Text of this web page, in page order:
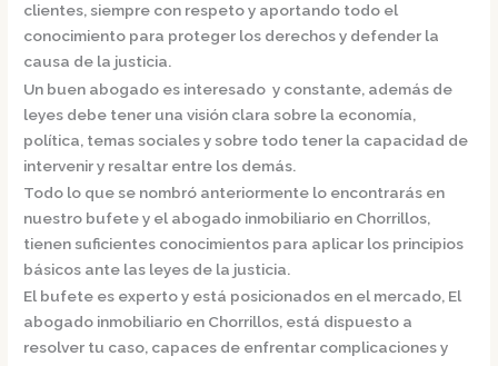
clientes, siempre con respeto y aportando todo el
conocimiento para proteger los derechos y defender la
causa de la justicia.
Un buen abogado es interesado y constante, además de
leyes debe tener una visión clara sobre la economía,
política, temas sociales y sobre todo tener la capacidad de
intervenir y resaltar entre los demás.
Todo lo que se nombró anteriormente lo encontrarás en
nuestro bufete y el abogado inmobiliario en Chorrillos,
tienen suficientes conocimientos para aplicar los principios
básicos ante las leyes de la justicia.
El bufete es experto y está posicionados en el mercado, El
abogado inmobiliario en Chorrillos, está dispuesto a
resolver tu caso, capaces de enfrentar complicaciones y